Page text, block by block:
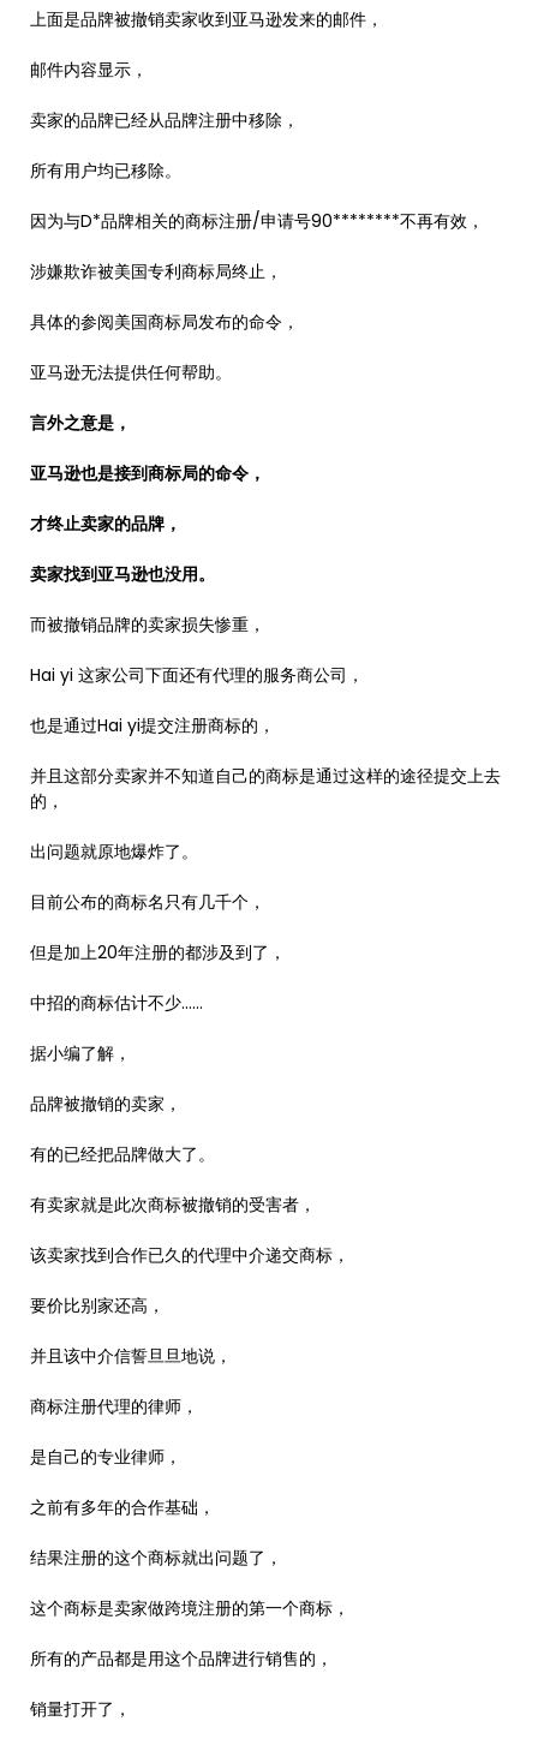
上面是品牌被撤销卖家收到亚马逊发来的邮件，
邮件内容显示，
卖家的品牌已经从品牌注册中移除，
所有用户均已移除。
因为与D*品牌相关的商标注册/申请号90********不再有效，
涉嫌欺诈被美国专利商标局终止，
具体的参阅美国商标局发布的命令，
亚马逊无法提供任何帮助。
言外之意是，
亚马逊也是接到商标局的命令，
才终止卖家的品牌，
卖家找到亚马逊也没用。
而被撤销品牌的卖家损失惨重，
Hai yi 这家公司下面还有代理的服务商公司，
也是通过Hai yi提交注册商标的，
并且这部分卖家并不知道自己的商标是通过这样的途径提交上去
的，
出问题就原地爆炸了。
目前公布的商标名只有几千个，
但是加上20年注册的都涉及到了，
中招的商标估计不少……
据小编了解，
品牌被撤销的卖家，
有的已经把品牌做大了。
有卖家就是此次商标被撤销的受害者，
该卖家找到合作已久的代理中介递交商标，
要价比别家还高，
并且该中介信誓旦旦地说，
商标注册代理的律师，
是自己的专业律师，
之前有多年的合作基础，
结果注册的这个商标就出问题了，
这个商标是卖家做跨境注册的第一个商标，
所有的产品都是用这个品牌进行销售的，
销量打开了，